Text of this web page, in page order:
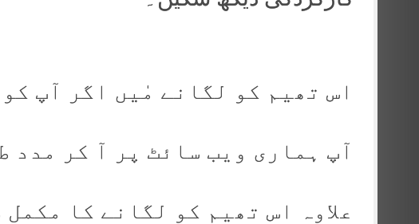
اس تھیم کو لگانے مٰیں اگر آپ
آپ ہماری ویب سائٹ پر آ کر مدد
علاوہ اس تھیم کو لگانے کا